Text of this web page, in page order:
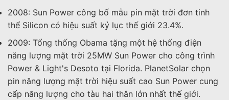
2008: Sun Power công bố mẫu pin mặt trời đơn tinh
thể Silicon có hiệu suất kỷ lục thế giới 23.4%.
2009: Tổng thống Obama tặng một hệ thống điện
năng lượng mặt trời 25MW Sun Power cho công trình
Power & Light's Desoto tại Florida. PlanetSolar chọn
pin năng lượng mặt trời hiệu suất cao Sun Power cung
cấp năng lượng cho tàu hai thân lớn nhất thế giới.